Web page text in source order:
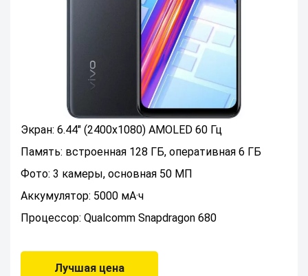
Экран: 6.44" (2400x1080) AMOLED 60 Гц
Память: встроенная 128 ГБ, оперативная 6 ГБ
Фото: 3 камеры, основная 50 МП
Аккумулятор: 5000 мА·ч
Процессор: Qualcomm Snapdragon 680
Лучшая цена